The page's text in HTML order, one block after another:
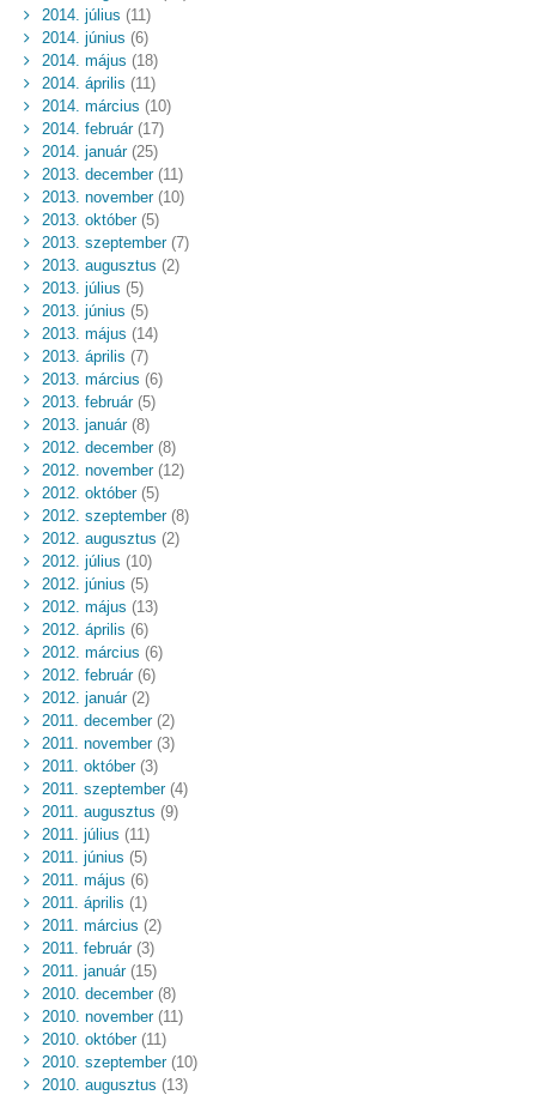
2014. július (11)
2014. június (6)
2014. május (18)
2014. április (11)
2014. március (10)
2014. február(17)
2014. január(25)
2013. december(11)
2013. november(10)
2013. október(5)
2013. szeptember(7)
2013. augusztus (2)
2013. július (5)
2013. június (5)
2013. május (14)
2013. április (7)
2013. március (6)
2013. február(5)
2013. január(8)
2012. december(8)
2012. november(12)
2012. október(5)
2012. szeptember(8)
2012. augusztus (2)
2012. július (10)
2012. június (5)
2012. május (13)
2012. április (6)
2012. március (6)
2012. február(6)
2012. január(2)
2011. december(2)
2011. november(3)
2011. október(3)
2011. szeptember(4)
2011. augusztus (9)
2011. július (11)
2011. június (5)
2011. május (6)
2011. április (1)
2011. március (2)
2011. február(3)
2011. január(15)
2010. december(8)
2010. november(11)
2010. október(11)
2010. szeptember(10)
2010. augusztus (13)